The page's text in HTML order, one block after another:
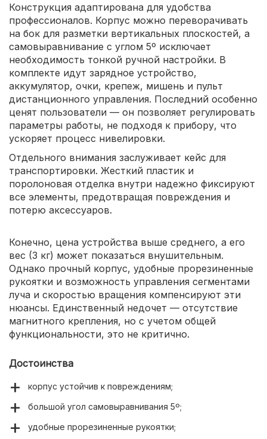
Конструкция адаптирована для удобства
профессионалов. Корпус можно переворачивать
на бок для разметки вертикальных плоскостей, а
самовыравнивание с углом 5º исключает
необходимость тонкой ручной настройки. В
комплекте идут зарядное устройство,
аккумулятор, очки, крепеж, мишень и пульт
дистанционного управления. Последний особенно
ценят пользователи — он позволяет регулировать
параметры работы, не подходя к прибору, что
ускоряет процесс нивелировки.
Отдельного внимания заслуживает кейс для
транспортировки. Жесткий пластик и
поролоновая отделка внутри надежно фиксируют
все элементы, предотвращая повреждения и
потерю аксессуаров.
Конечно, цена устройства выше среднего, а его
вес (3 кг) может показаться внушительным.
Однако прочный корпус, удобные прорезиненные
рукоятки и возможность управления сегментами
луча и скоростью вращения компенсируют эти
нюансы. Единственный недочет — отсутствие
магнитного крепления, но с учетом общей
функциональности, это не критично.
Достоинства
корпус устойчив к повреждениям;
большой угол самовыравнивания 5º;
удобные прорезиненные рукоятки;